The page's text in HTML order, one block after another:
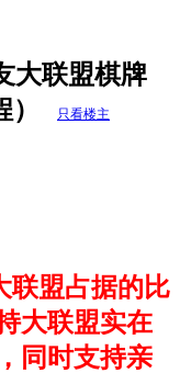
大联盟棋牌
）
只看楼主
联盟占据的比
大联盟实在
同时支持亲